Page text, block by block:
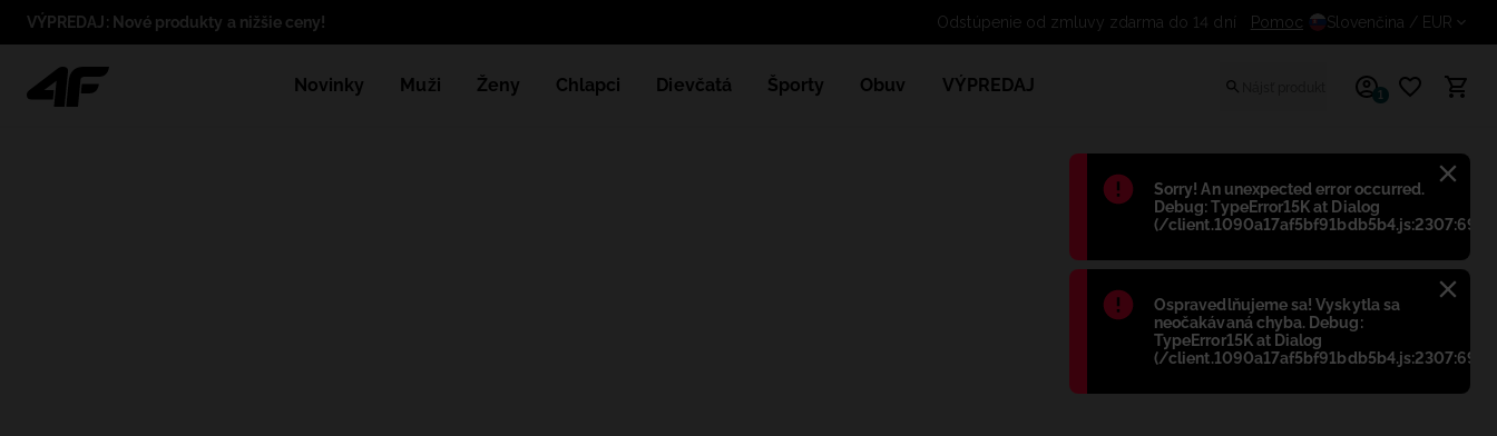
Błąd:
Sorry! An unexpected error occurred.
Debug: TypeError15K at Dialog
(/client.1090a17af5bf91bdb5b4.js:2307:698)
Błąd:
Ospravedlňujeme sa! Vyskytla sa
neočakávaná chyba. Debug:
TypeError15K at Dialog
(/client.1090a17af5bf91bdb5b4.js:2307:698)
VÝPREDAJ: Nové produkty a nižšie ceny! Odstúpenie od zmluvy zdarma do 14 dní Pomoc Slovenčina / EUR
Novinky Muži Ženy Chlapci Dievčatá Športy Obuv VÝPREDAJ 1